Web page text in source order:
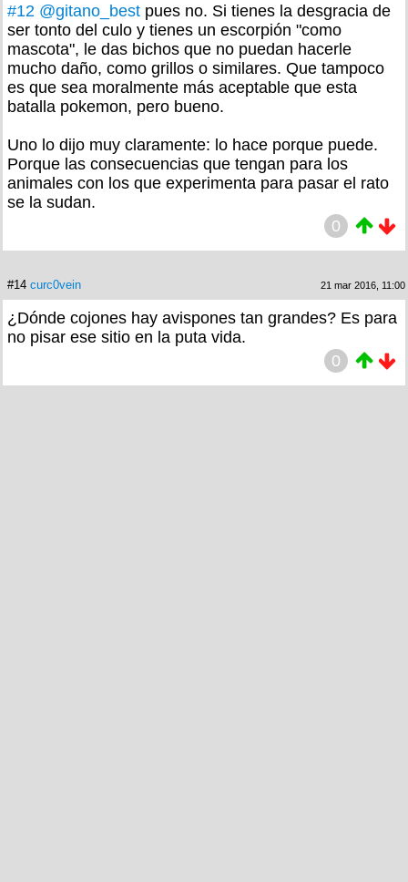
#12 @gitano_best pues no. Si tienes la desgracia de
ser tonto del culo y tienes un escorpión "como
mascota", le das bichos que no puedan hacerle
mucho daño, como grillos o similares. Que tampoco
es que sea moralmente más aceptable que esta
batalla pokemon, pero bueno.
Uno lo dijo muy claramente: lo hace porque puede.
Porque las consecuencias que tengan para los
animales con los que experimenta para pasar el rato
se la sudan.
0
#14 curc0vein 21 mar 2016, 11:00
¿Dónde cojones hay avispones tan grandes? Es para
no pisar ese sitio en la puta vida.
0